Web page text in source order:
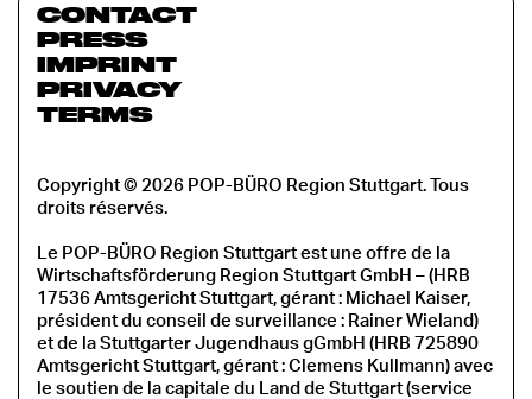
CONTACT
PRESS
IMPRINT
PRIVACY
TERMS
Copyright © 2026 POP-BÜRO Region Stuttgart. Tous
droits réservés.
Le POP-BÜRO Region Stuttgart est une offre de la
Wirtschaftsförderung Region Stuttgart GmbH – (HRB
17536 Amtsgericht Stuttgart, gérant : Michael Kaiser,
président du conseil de surveillance : Rainer Wieland)
et de la Stuttgarter Jugendhaus gGmbH (HRB 725890
Amtsgericht Stuttgart, gérant : Clemens Kullmann) avec
le soutien de la capitale du Land de Stuttgart (service